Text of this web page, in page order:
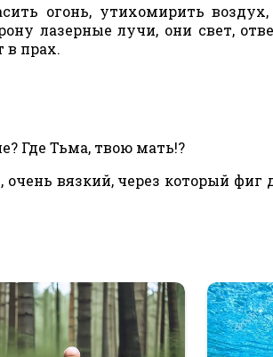
огонь, утихомирить воздух,
лазерные лучи, они свет,
в прах.
Где Тьма, твою мать!?
вязкий, через который фиг